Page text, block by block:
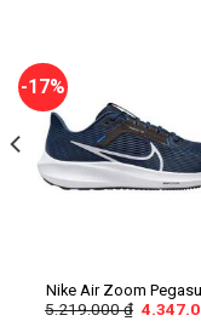
-17%
Nike Air Zoom
5.219.000₫